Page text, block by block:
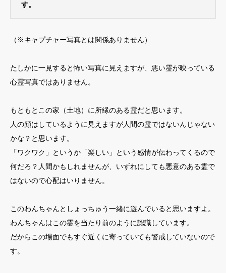
す。
（※キャプチャー写真とは関係ありません）
たしかに一見すると怖い写真に見えますが、悪い霊が映っている
心霊写真ではありません。
もともとこの家（土地）に所縁のある霊だと思います。
人の顔はしているように見えますが人間の霊ではないんじゃない
かな？と思います。
「ワクワク」というか「楽しい」という感情が伝わってくるので
何だろ？人間かもしれませんが、いずれにしても悪意のある霊で
はないので心配はいりません。
このわんちゃんとしょっちゅう一緒に遊んでいると思いますよ。
わんちゃんはこの霊を当たり前のように認識しています。
だからこの場面でもすぐ近くに寄っていても警戒していないので
す。